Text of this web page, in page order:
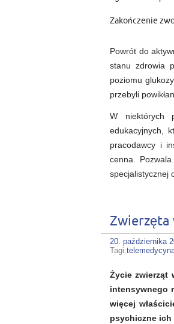
Zakończenie
Powrót do
stanu zdrowia
poziomu
przebyli
W niektórych
edukacyjnych,
pracodawcy i
cenna.
specjalistycznej
Zwierzęta
20. października
Tagi:
Życie zwierząt
intensywnego
więcej
psychiczne ich